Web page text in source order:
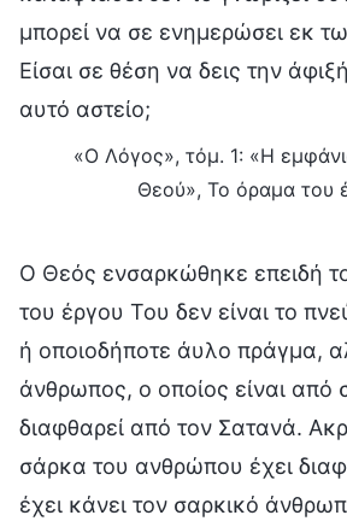
μπορεί να σε ενημερώσει εκ
Είσαι σε θέση να δεις την
αυτό αστείο;
«Ο Λόγος», τόμ. 1: «Η
Θεού», Το όραμα του
Ο Θεός ενσαρκώθηκε επειδή το
του έργου Του δεν είναι το
ή οποιοδήποτε άυλο πράγμα,
άνθρωπος, ο οποίος είναι από
διαφθαρεί από τον Σατανά.
σάρκα του ανθρώπου έχει
έχει κάνει τον σαρκικό